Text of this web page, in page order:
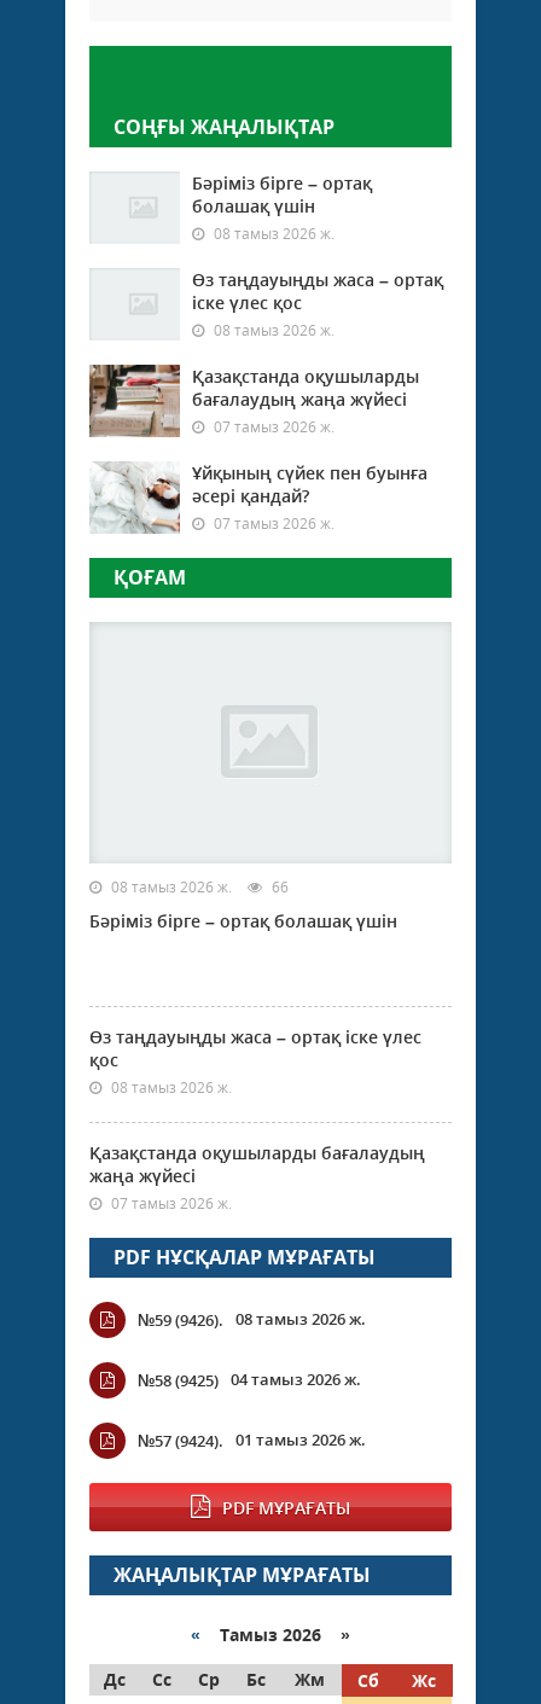
СОҢҒЫ ЖАҢАЛЫҚТАР
Бәріміз бірге – ортақ
болашақ үшін
08 тамыз 2026 ж.
Өз таңдауыңды жаса – ортақ
іске үлес қос
08 тамыз 2026 ж.
Қазақстанда оқушыларды
бағалаудың жаңа жүйесі
07 тамыз 2026 ж.
Ұйқының сүйек пен буынға
әсері қандай?
07 тамыз 2026 ж.
ҚОҒАМ
08 тамыз 2026 ж. 66
Бәріміз бірге – ортақ болашақ үшін
Өз таңдауыңды жаса – ортақ іске үлес
қос
08 тамыз 2026 ж.
Қазақстанда оқушыларды бағалаудың
жаңа жүйесі
07 тамыз 2026 ж.
PDF НҰСҚАЛАР МҰРАҒАТЫ
№59 (9426). 08 тамыз 2026 ж.
№58 (9425) 04 тамыз 2026 ж.
№57 (9424). 01 тамыз 2026 ж.
PDF МҰРАҒАТЫ
ЖАҢАЛЫҚТАР МҰРАҒАТЫ
« Тамыз 2026 »
Дс
Сс Ср Бс Жм Сб
Жс